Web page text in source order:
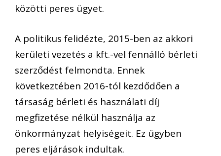
közötti peres ügyet.
A politikus felidézte, 2015-ben az akkori
kerületi vezetés a kft.-vel fennálló bérleti
szerződést felmondta. Ennek
következtében 2016-tól kezdődően a
társaság bérleti és használati díj
megfizetése nélkül használja az
önkormányzat helyiségeit. Ez ügyben
peres eljárások indultak.